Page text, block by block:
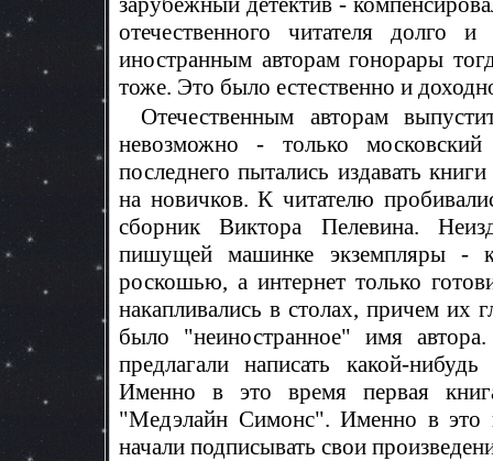
отечественного читателя долго
иностранным авторам гонорары
тоже. Это было естественно и
Отечественным авторам
невозможно - только
последнего пытались издавать
на новичков. К читателю
сборник Виктора Пелевина.
пишущей машинке экземпляры -
роскошью, а интернет только
накапливались в столах, причем их
было "неиностранное" имя
предлагали написать какой-
Именно в это время первая
"Медэлайн Симонс". Именно в
начали подписывать свои